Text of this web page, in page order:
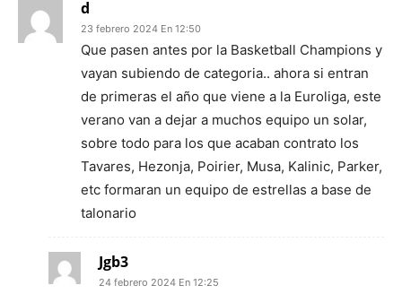
d
23 febrero 2024 En 12:50
Que pasen antes por la Basketball Champions y
vayan subiendo de categoria.. ahora si entran
de primeras el año que viene a la Euroliga, este
verano van a dejar a muchos equipo un solar,
sobre todo para los que acaban contrato los
Tavares, Hezonja, Poirier, Musa, Kalinic, Parker,
etc formaran un equipo de estrellas a base de
talonario
Jgb3
24 febrero 2024 En 12:25